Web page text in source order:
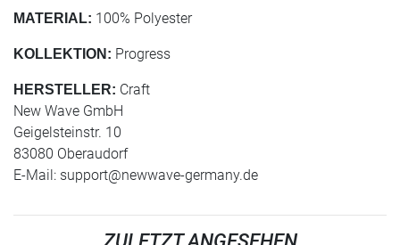
MATERIAL: 100% Polyester
KOLLEKTION: Progress
HERSTELLER: Craft
New Wave GmbH
Geigelsteinstr. 10
83080 Oberaudorf
E-Mail: support@newwave-germany.de